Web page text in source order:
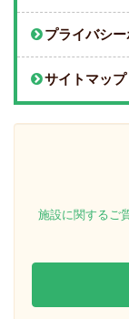
プライバシ
サイトマップ
施設に関するご